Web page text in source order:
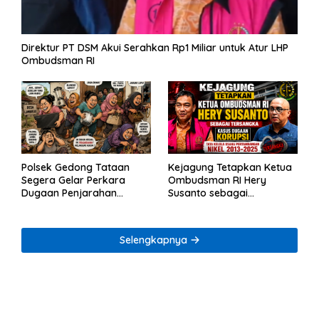
Direktur PT DSM Akui Serahkan Rp1 Miliar untuk Atur LHP
Ombudsman RI
Polsek Gedong Tataan
Segera Gelar Perkara
Dugaan Penjarahan
Kejagung Tetapkan Ketua
Ombudsman RI Hery
Susanto sebagai
Tambang Nikel
Selengkapnya